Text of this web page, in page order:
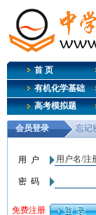
首 页
有机化学基础
高考模拟题